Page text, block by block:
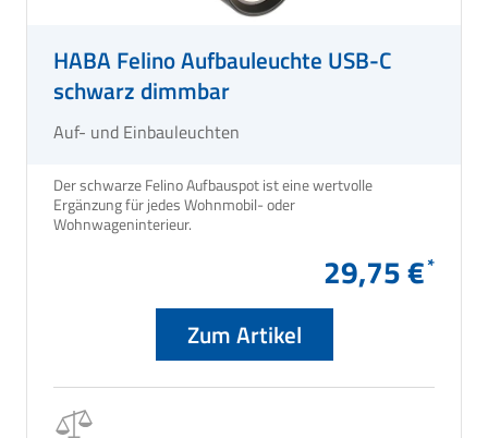
HABA Felino Aufbauleuchte USB-C
schwarz dimmbar
Auf- und Einbauleuchten
Der schwarze Felino Aufbauspot ist eine wertvolle
Ergänzung für jedes Wohnmobil- oder
29,75 €
Zum Artikel